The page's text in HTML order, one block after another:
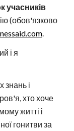
учасників
(обов'язково
.
і я
знань і
хто хоче
житті і
гонитви за